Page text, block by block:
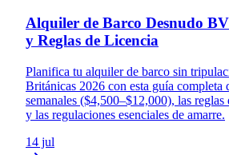
Alquiler de Barco Desnudo
y Reglas de Licencia
Planifica tu alquiler de barco sin
Británicas 2026 con esta guía completa
semanales ($4,500–$12,000), las
y las regulaciones esenciales de amarre.
14 jul